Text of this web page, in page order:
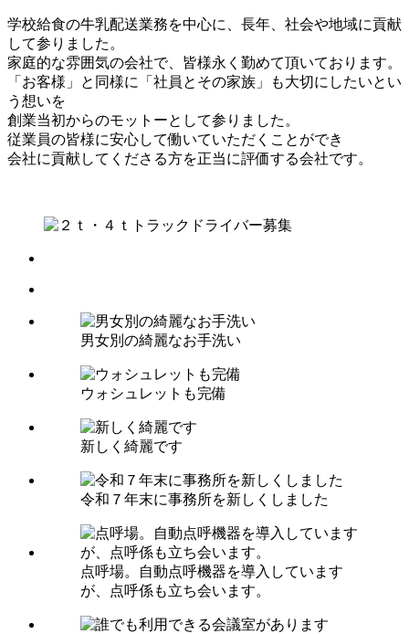
学校給食の牛乳配送業務を中心に、長年、社会や地域に貢献
して参りました。
家庭的な雰囲気の会社で、皆様永く勤めて頂いております。
「お客様」と同様に「社員とその家族」も大切にしたいとい
う想いを
創業当初からのモットーとして参りました。
従業員の皆様に安心して働いていただくことができ
会社に貢献してくださる方を正当に評価する会社です。
男女別の綺麗なお手洗い
ウォシュレットも完備
新しく綺麗です
令和７年末に事務所を新しくしました
点呼場。自動点呼機器を導入しています
が、点呼係も立ち会います。